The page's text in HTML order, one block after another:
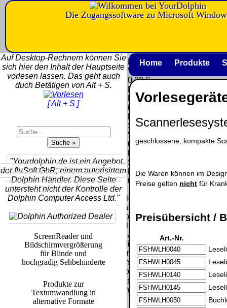
geschlossene, kompakte
Die Waren können im
Preise gelten nicht für
Preisübersicht /
Art.-Nr.
Home Produkte
Auf Desktop-Rechnern können Sie
sich hier den Inhalt der Hauptseite
vorlesen lassen. Das geht auch
duch Betätigen von Alt + S.
[ Alt + S ]
"Yourdolphin.de ist ein Angebot
der fluSoft GbR, einem autorisirtem
Dolphin Händler. Diese Seite
untersteht nicht der Kontrolle der
Dolphin Computer Access Ltd."
ScreenReader und
Bildschirmvergrößerung
für Blinde und
hochgradig Sehbehinderte
Produkte zur
Textumwandlung in
alternative Formate
Die Zugangssoftware zu Microsoft
Code:
Deutschland
Nachnahme:
8.95 €
Deutschland
Vorkasse: 6.95
€
Schweiz)
Vorkasse:
20.00 €
EU (inkl.
Schweiz)
PayPal: 20.00
€
Der Versand erfolgt
als versichertes
Selbstabholung
vom Büro oder
von
0.00 €
Deutschland
Vorkasse:
0.00 €
Deutschland
PayPal:
0.00 €
EU (inkl.
Schweiz)
Vorkasse:
0.00 €
EU (inkl.
Schweiz)
PayPal:
0.00 €
Bei dieser
Versandart
erhalten Sie per
Email z.B. einen
Lizenzschlüssel
und die
Rechnung /
Lieferschein. Sie
erhalten also
keinen
Datenträger.
2026
Wir sind
[ 26270 ]
[